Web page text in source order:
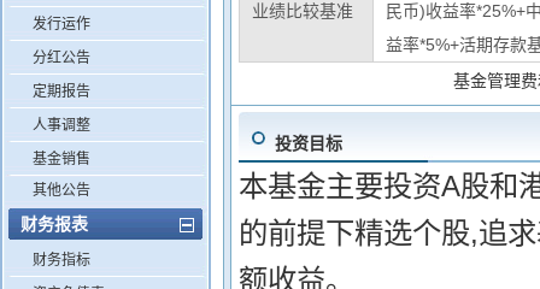
发行运作
分红公告
定期报告
人事调整
基金销售
其他公告
财务报表
财务指标
业绩比较基准
民币)收益率*25%+
益率*5%+活期存款
基金管理
投资目标
本基金主要投资A股和
的前提下精选个股,追
额收益。